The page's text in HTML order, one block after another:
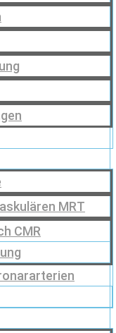
MRT
CMR